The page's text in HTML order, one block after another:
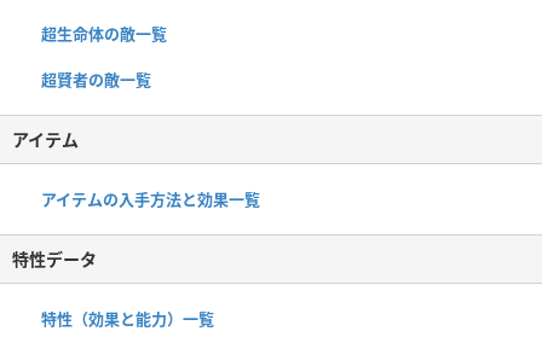
超生命体の敵一覧
超賢者の敵一覧
アイテム
アイテムの入手方法と効果一覧
特性データ
特性（効果と能力）一覧